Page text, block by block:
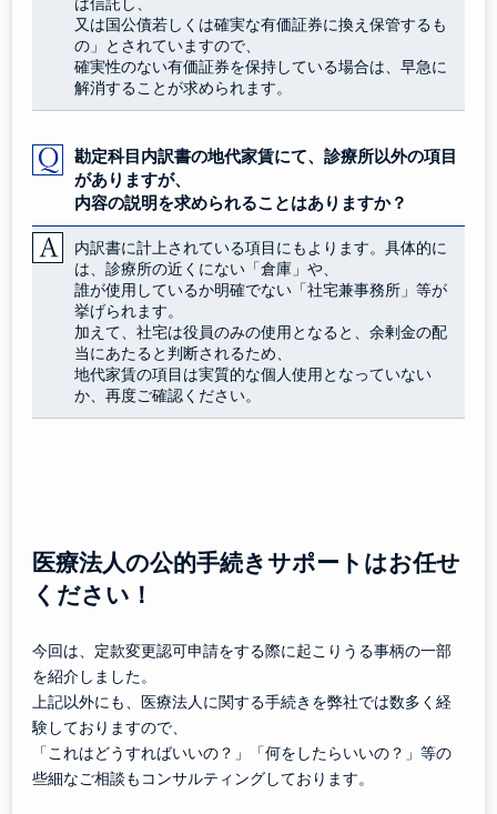
又は国公債若しくは確実な有価証券に換え保管するも
の」とされていますので、
確実性のない有価証券を保持している場合は、早急に
解消することが求められます。
勘定科目内訳書の地代家賃にて、診療所以外の項目
がありますが、
内容の説明を求められることはありますか？
内訳書に計上されている項目にもよります。具体的に
は、診療所の近くにない「倉庫」や、
誰が使用しているか明確でない「社宅兼事務所」等が
挙げられます。
加えて、社宅は役員のみの使用となると、余剰金の配
当にあたると判断されるため、
地代家賃の項目は実質的な個人使用となっていない
か、再度ご確認ください。
医療法人の公的手続きサポートはお任せ
ください！
今回は、定款変更認可申請をする際に起こりうる事柄の一部
を紹介しました。
上記以外にも、医療法人に関する手続きを弊社では数多く経
験しておりますので、
「これはどうすればいいの？」「何をしたらいいの？」等の
些細なご相談もコンサルティングしております。